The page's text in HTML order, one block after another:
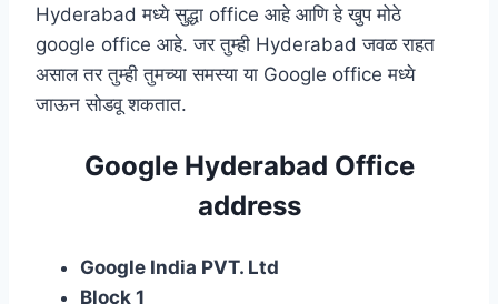
Hyderabad मध्ये सुद्धा office आहे आणि हे खुप मोठे
google office आहे. जर तुम्ही Hyderabad जवळ राहत
असाल तर तुम्ही तुमच्या समस्या या Google office मध्ये
जाऊन सोडवू शकतात.
Google Hyderabad Office
address
Google India PVT. Ltd
Block 1